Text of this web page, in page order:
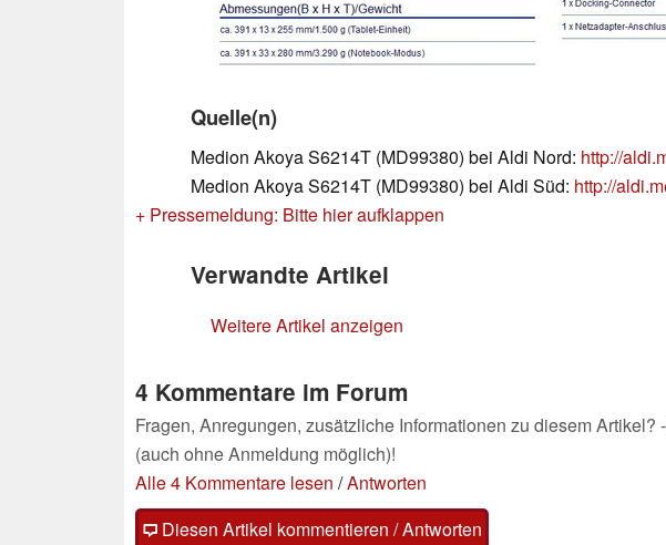
Quelle(n)
Medion Akoya S6214T (MD99380) bei Aldi Nord: http://
Medion Akoya S6214T (MD99380) bei Aldi Süd: http://
+ Pressemeldung: Bitte hier aufklappen
Verwandte Artikel
Weitere Artikel anzeigen
4 Kommentare im Forum
Fragen, Anregungen, zusätzliche Informationen zu diesem
(auch ohne Anmeldung möglich)!
Alle 4 Kommentare lesen /Antworten
Diesen Artikel kommentieren / Antworten